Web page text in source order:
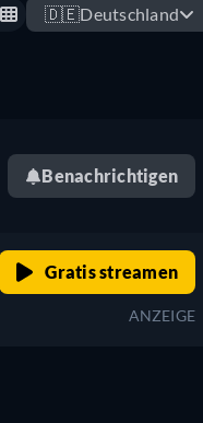
🇩🇪Deutschland
Benachrichtigen
Gratis streamen
ANZEIGE